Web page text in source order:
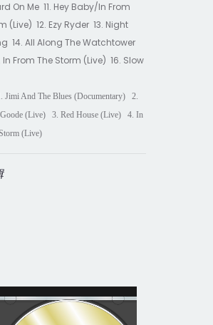
On Me 11. Hey Baby/In From
(Live) 12. Ezy Ryder 13. Night
14. All Along The Watchtower
In From The Storm (Live) 16. Slow
Jimi And The Blues (Documentary)
2.
(Live)
3. Red House (Live)
4. In
(Live)